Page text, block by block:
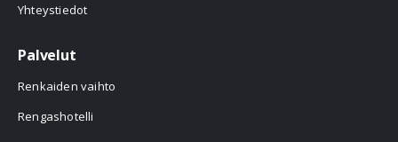
Yhteystiedot
Palvelut
Renkaiden vaihto
Rengashotelli